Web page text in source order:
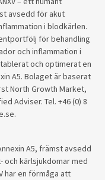
avsedd för akut
i blodkärlen.
för behandling
och inflammation i
och optimerat en
A5. Bolaget är baserat
North Growth Market,
Adviser. Tel. +46 (0) 8
A5, främst avsedd
och kärlsjukdomar med
har en förmåga att